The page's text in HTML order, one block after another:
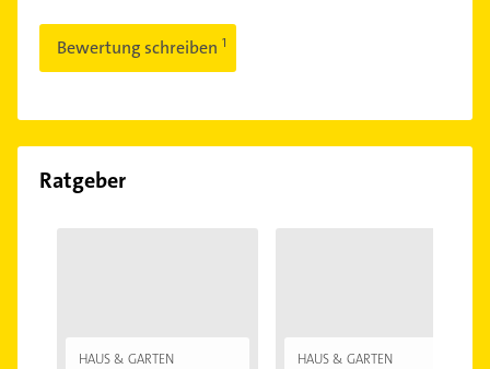
Bewertung schreiben
Ratgeber
HAUS & GARTEN HAUS & GARTEN